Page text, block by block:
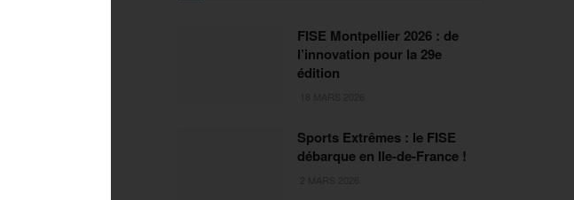
FISE Montpellier 2026 : de
l’innovation pour la 29e
édition
Sports Extrêmes : le FISE
débarque en Ile-de-France !